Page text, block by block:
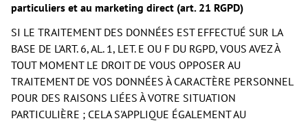
particuliers et au marketing direct (art. 21 RGPD)
SI LE TRAITEMENT DES DONNÉES EST EFFECTUÉ SUR LA
BASE DE L'ART. 6, AL. 1, LET. E OU F DU RGPD, VOUS AVEZ À
TOUT MOMENT LE DROIT DE VOUS OPPOSER AU
TRAITEMENT DE VOS DONNÉES À CARACTÈRE PERSONNEL
POUR DES RAISONS LIÉES À VOTRE SITUATION
PARTICULIÈRE ; CELA S'APPLIQUE ÉGALEMENT AU